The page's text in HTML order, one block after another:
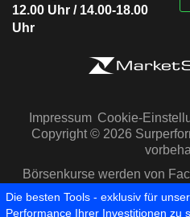
12.00 Uhr / 14.00-18.00
Uhr
Impressum Cookie-
Copyright © 2026
Börsenkurse werden von
Capital IQ zur
Die besten Tools - exklusiv für
Performance Ihrer Investitionen zu